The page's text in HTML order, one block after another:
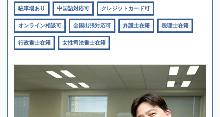
駐車場あり 中国語対応可 クレジットカード可
オンライン相談可 全国出張対応可 弁護士在籍 税理士在籍
行政書士在籍 女性司法書士在籍